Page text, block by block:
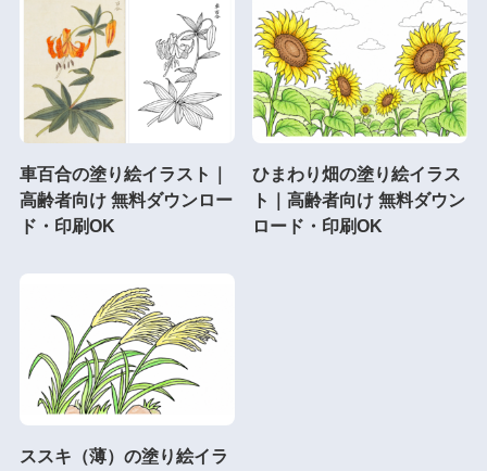
車百合の塗り絵イラスト｜
高齢者向け 無料ダウンロー
ド・印刷OK
ひまわり畑の塗り絵イラス
ト｜高齢者向け 無料ダウン
ロード・印刷OK
ススキ（薄）の塗り絵イラ